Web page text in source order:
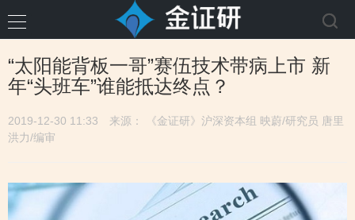
“太阳能背板一哥”赛伍技术带病上市 新
年“头班车”谁能抵达终点？
2019-12-30 11:33
来源： 《金证研》沪深资本组 映蔚/研究员 唐里
洪力/编审